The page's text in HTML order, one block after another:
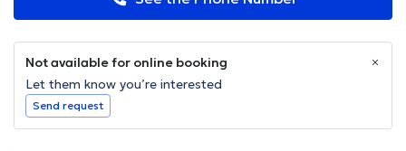
Not available for online booking
Let them know you’re interested
Send request